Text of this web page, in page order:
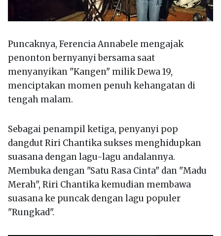
Puncaknya, Ferencia Annabele mengajak
penonton bernyanyi bersama saat
menyanyikan "Kangen" milik Dewa 19,
menciptakan momen penuh kehangatan di
tengah malam.
Sebagai penampil ketiga, penyanyi pop
dangdut Riri Chantika sukses menghidupkan
suasana dengan lagu-lagu andalannya.
Membuka dengan "Satu Rasa Cinta" dan "Madu
Merah", Riri Chantika kemudian membawa
suasana ke puncak dengan lagu populer
"Rungkad".